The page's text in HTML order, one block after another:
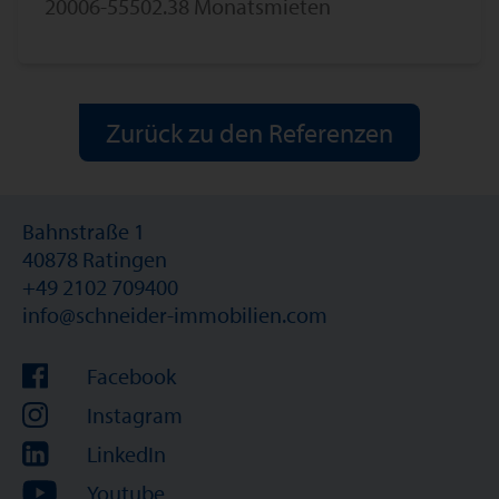
20006-55502.38 Monatsmieten
Zurück zu den Referenzen
Bahnstraße 1
40878 Ratingen
+49 2102 709400
info@schneider-immobilien.com
Facebook
Instagram
LinkedIn
Youtube